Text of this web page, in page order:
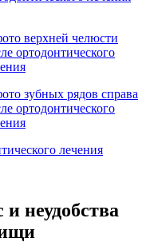
неудобства